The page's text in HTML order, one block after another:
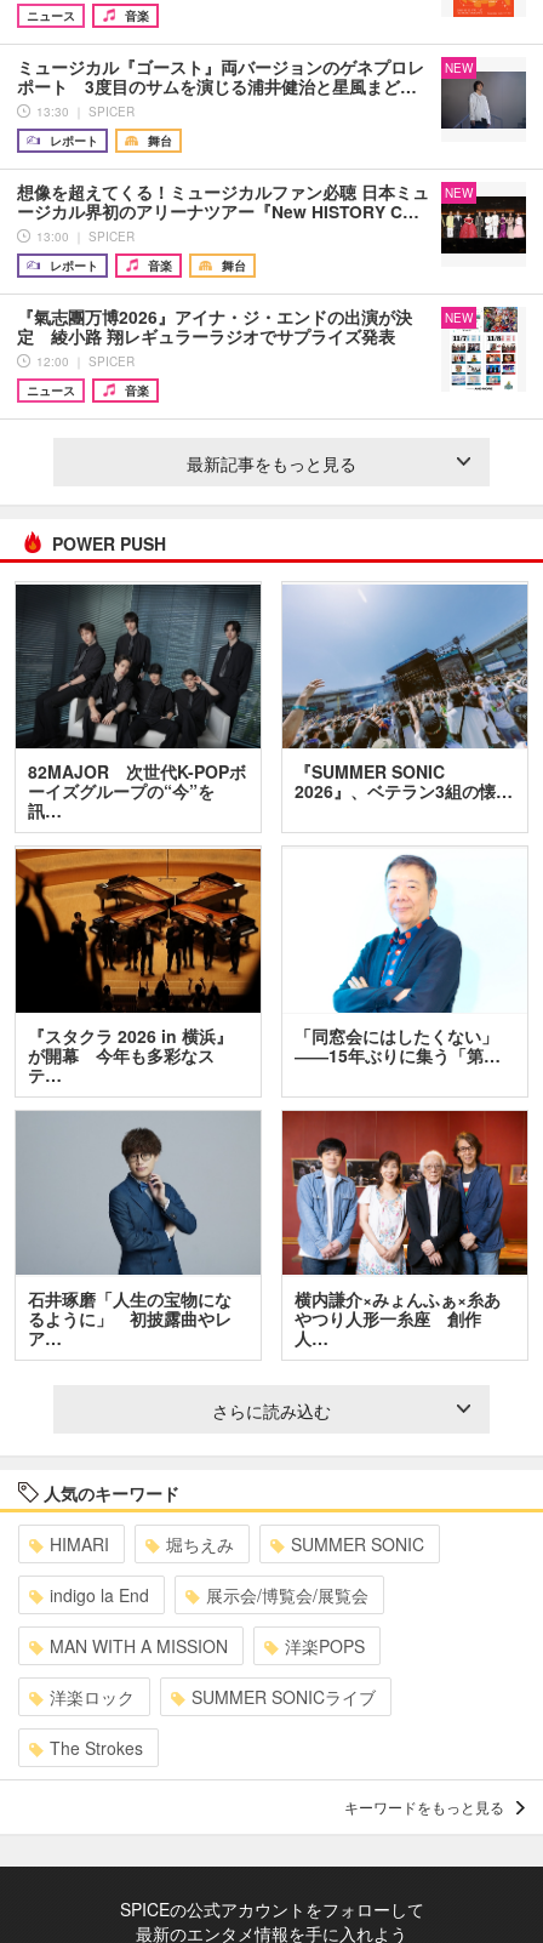
ニュース
音楽
ミュージカル『ゴースト』両バージョンのゲネプロレ
ポート 3度目のサムを演じる浦井健治と星風まど…
13:30 ｜ SPICER
レポート
舞台
NEW
想像を超えてくる！ミュージカルファン必聴 日本ミュ
ージカル界初のアリーナツアー『New HISTORY C…
13:00 ｜ SPICER
レポート
音楽 舞台
NEW
『氣志團万博2026』アイナ・ジ・エンドの出演が決
定 綾小路 翔レギュラーラジオでサプライズ発表
12:00 ｜ SPICER
ニュース
音楽
NEW
最新記事をもっと見る
POWER PUSH
82MAJOR 次世代K-POPボ
ーイズグループの“今”を
訊…
『SUMMER SONIC
2026』、ベテラン3組の懐…
『スタクラ 2026 in 横浜』
が開幕 今年も多彩なス
テ…
「同窓会にはしたくない」
――15年ぶりに集う「第…
石井琢磨「人生の宝物にな
るように」 初披露曲やレ
ア…
横内謙介×みょんふぁ×糸あ
やつり人形一糸座 創作
人…
さらに読み込む
人気のキーワード
HIMARI 堀ちえみ SUMMER SONIC
indigo la End 展示会/博覧会/展覧会
MAN WITH A MISSION 洋楽POPS
洋楽ロック SUMMER SONICライブ
The Strokes
キーワードをもっと見る
SPICEの公式アカウントをフォローして
最新のエンタメ情報を手に入れよう